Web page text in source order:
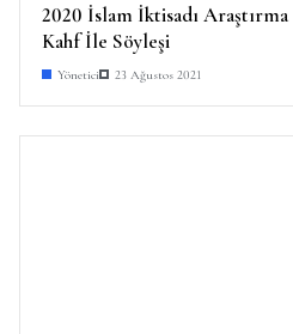
2020 İslam İktisadı
Kahf İle Söyleşi
Yönetici 23 Ağustos 2021